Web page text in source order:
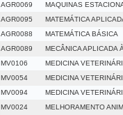
AGR0069
MAQUINAS
AGR0095
MATEMÁTICA
AGR0088
MATEMÁTICA BÁSICA
AGR0089
MECÂNICA APLICADA
MV0106
MEDICINA
MV0054
MEDICINA
MV0094
MEDICINA
MV0024
MELHORAMENTO